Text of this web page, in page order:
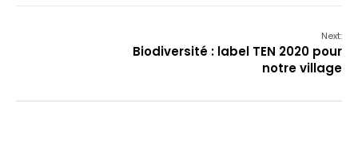
Next:
Biodiversité : label TEN 2020 pour
notre village